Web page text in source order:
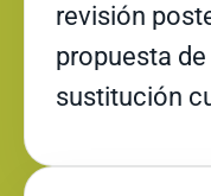
revisión
propuesta
sustitución